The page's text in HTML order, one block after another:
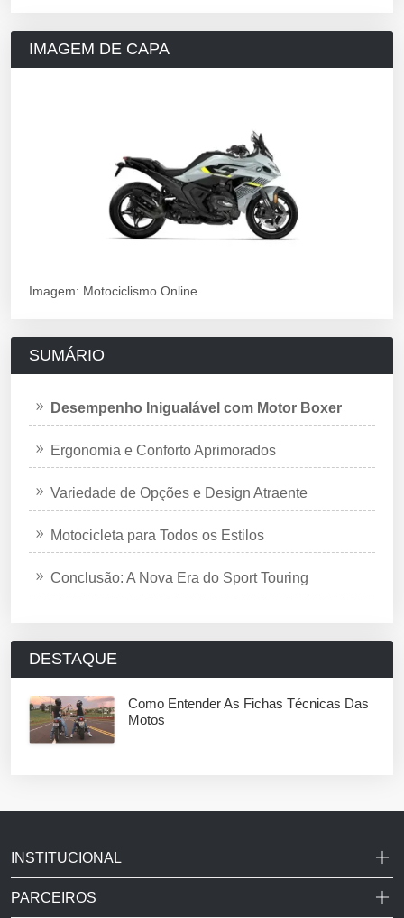
IMAGEM DE CAPA
Imagem: Motociclismo Online
SUMÁRIO
Desempenho Inigualável com Motor Boxer
Ergonomia e Conforto Aprimorados
Variedade de Opções e Design Atraente
Motocicleta para Todos os Estilos
Conclusão: A Nova Era do Sport Touring
DESTAQUE
Como Entender As Fichas Técnicas Das
Motos
INSTITUCIONAL
PARCEIROS